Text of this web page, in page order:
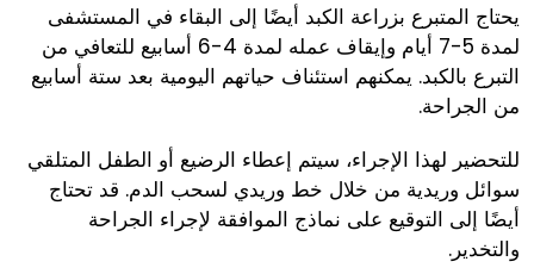
يحتاج المتبرع بزراعة الكبد أيضًا إلى البقاء في المستشفى
لمدة 5-7 أيام وإيقاف عمله لمدة 4-6 أسابيع للتعافي من
التبرع بالكبد. يمكنهم استئناف حياتهم اليومية بعد ستة أسابيع
من الجراحة.
للتحضير لهذا الإجراء، سيتم إعطاء الرضيع أو الطفل المتلقي
سوائل وريدية من خلال خط وريدي لسحب الدم. قد تحتاج
أيضًا إلى التوقيع على نماذج الموافقة لإجراء الجراحة
والتخدير.